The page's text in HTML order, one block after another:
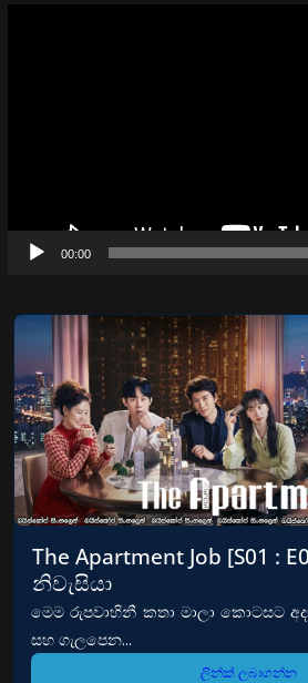
00:00
The Apartment Job [S01 :
නිවැසියා
මෙම රුපවාහිනී කතා මාලා කොටසට
සහ ගැලපෙන...
ලින්ක් ලබාගන්න